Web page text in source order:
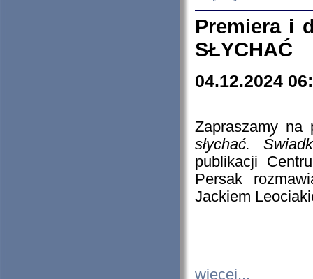
Premiera i
SŁYCHAĆ
04.12.2024
Zapraszamy
słychać.
publikacji
Persak
Jackiem
więcej...